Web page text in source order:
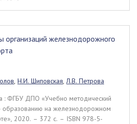
организаций железнодорожного
, Н.И. Шиповская,Л.В. Петрова
: ФГБУ ДПО «Учебно методический
образованию на железнодорожном
2020. – 372 c. – ISBN 978-5-